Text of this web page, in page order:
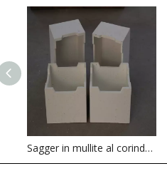
Sagger in mullite al corindone per mobili in forno per materiali magnetici in polvere di ceramica